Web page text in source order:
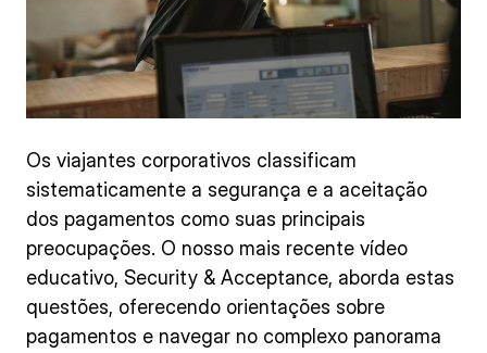
Os viajantes corporativos classificam
sistematicamente a segurança e a aceitação
dos pagamentos como suas principais
preocupações. O nosso mais recente vídeo
educativo, Security & Acceptance, aborda estas
questões, oferecendo orientações sobre
pagamentos e navegar no complexo panorama